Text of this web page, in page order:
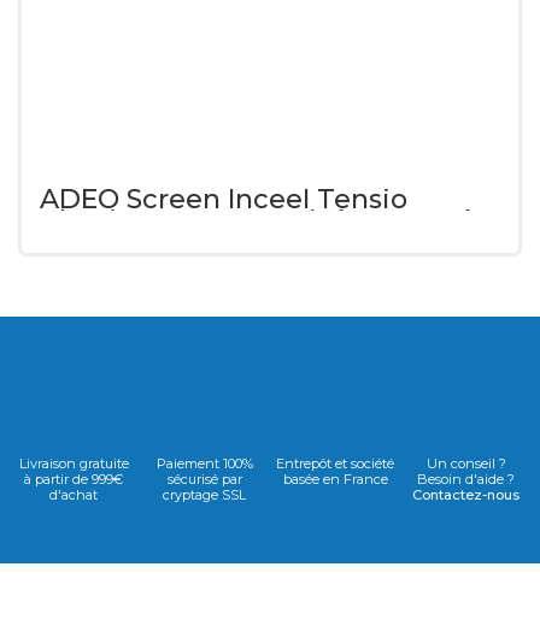
ADEO Screen Inceel Tensio
Classic Ecran motorisé encastré
Livraison gratuite
à partir de 999€
d'achat
Paiement 100%
sécurisé par
cryptage SSL
Entrepôt et société
basée en France
Un conseil ?
Besoin d'aide ?
Contactez-nous